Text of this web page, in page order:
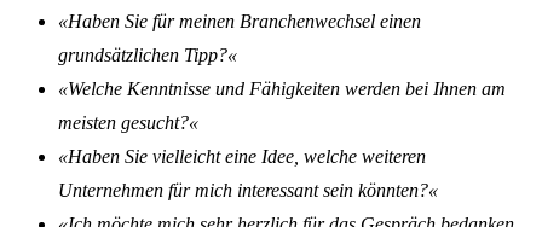
«Haben Sie für meinen Branchenwechsel einen
grundsätzlichen Tipp?«
«Welche Kenntnisse und Fähigkeiten werden bei Ihnen am
meisten gesucht?«
«Haben Sie vielleicht eine Idee, welche weiteren
Unternehmen für mich interessant sein könnten?«